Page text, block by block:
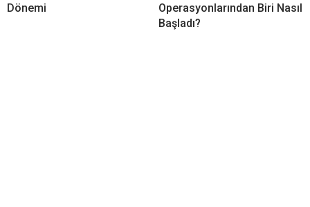
Dönemi
Operasyonlarından Biri Nasıl
Başladı?